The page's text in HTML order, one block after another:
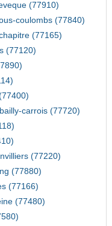
(77910)
coulombs (77840)
(77165)
(77120)
carrois (77720)
(77220)
(77880)
(77166)
(77480)